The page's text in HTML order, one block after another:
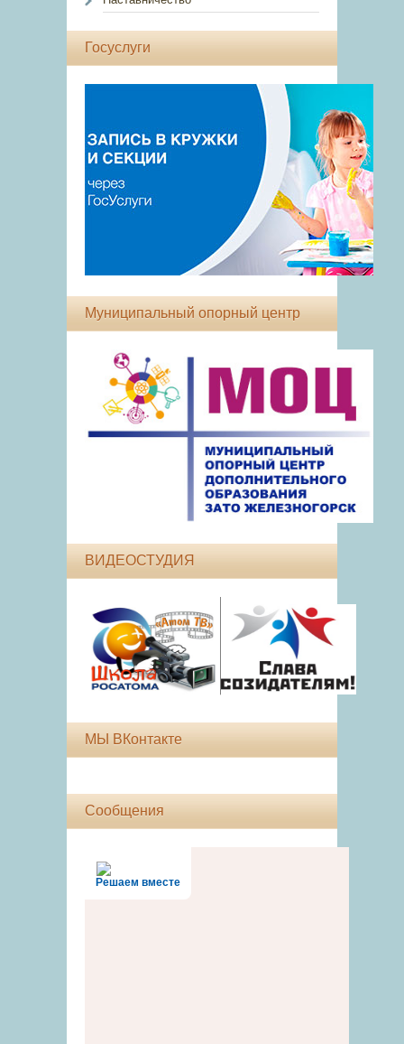
Госуслуги
Муниципальный опорный центр
ВИДЕОСТУДИЯ
МЫ ВКонтакте
Сообщения
Решаем вместе